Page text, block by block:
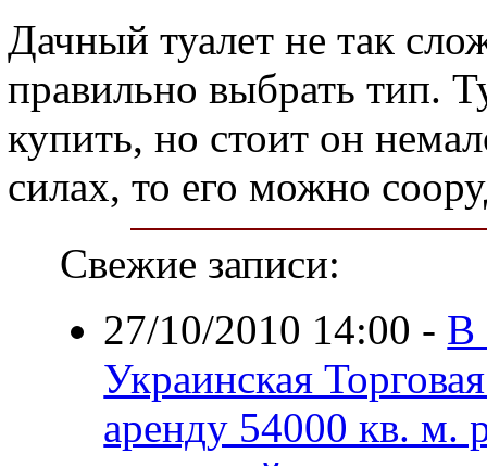
Дачный туалет не так
правильно выбрать тип.
купить, но стоит он
силах, то его можно
Свежие записи:
27/10/2010 14:00 - В
Украинская
аренду 54000 кв. м.